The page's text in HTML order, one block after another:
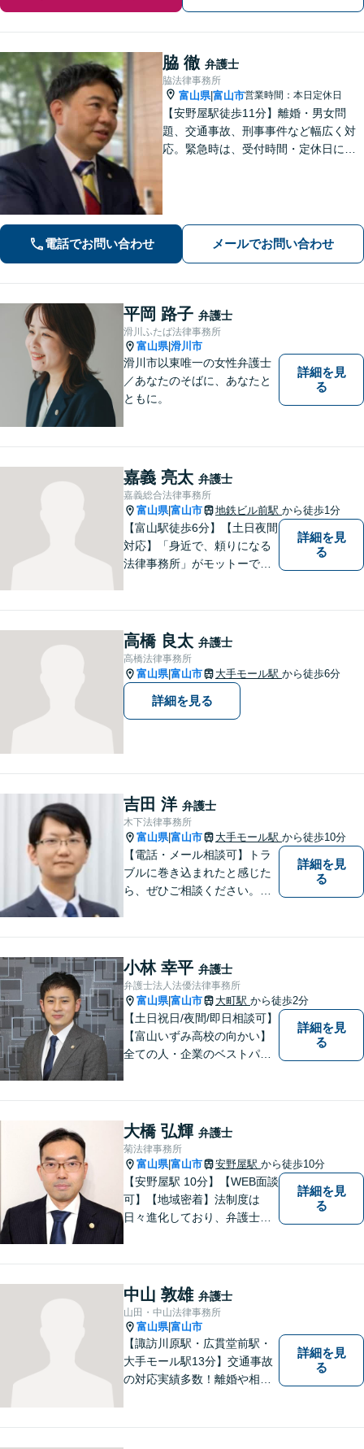
脇 徹 弁護士
脇法律事務所
富山県|富山市営業時間：本日定休日
【安野屋駅徒歩11分】離婚・男女問
題、交通事故、刑事事件など幅広く対
応。緊急時は、受付時間・定休日に関
電話でお問い合わせ メールでお問い合わせ
平岡 路子 弁護士
滑川ふたば法律事務所
富山県|滑川市
滑川市以東唯一の女性弁護士
／あなたのそばに、あなたと
ともに。
詳細を見
る
嘉義 亮太 弁護士
嘉義総合法律事務所
富山県|富山市 地鉄ビル前駅 から徒歩1分
【富山駅徒歩6分】【土日夜間
対応】「身近で、頼りになる
法律事務所」がモットーで
す。お悩みになる前に、ご相
談ください。【24Hメール受
付】
詳細を見
る
高橋 良太 弁護士
高橋法律事務所
富山県|富山市 大手モール駅 から徒歩6分
詳細を見る
吉田 洋 弁護士
木下法律事務所
富山県|富山市 大手モール駅 から徒歩10分
【電話・メール相談可】トラ
ブルに巻き込まれたと感じた
ら、ぜひご相談ください。離
を解決するため、迅速かつ丁
寧にサポートいたします。
【夜間対応可能】
詳細を見
る
小林 幸平 弁護士
弁護士法人法優法律事務所
富山県|富山市 大町駅 から徒歩2分
【土日祝日/夜間/即日相談可】
【富山いずみ高校の向かい】
全ての人・企業のベストパー
詳細を見
る
大橋 弘輝 弁護士
菊法律事務所
富山県|富山市 安野屋駅 から徒歩10分
【安野屋駅 10分】【WEB面談
可】【地域密着】法制度は
日々進化しており、弁護士に
の声にしっかり耳を傾ける姿
勢は変わりません。
詳細を見
る
中山 敦雄 弁護士
山田・中山法律事務所
富山県|富山市
【諏訪川原駅・広貫堂前駅・
大手モール駅13分】交通事故
の対応実績多数！離婚や相続
抱える前に、私と一緒に最善
詳細を見
る